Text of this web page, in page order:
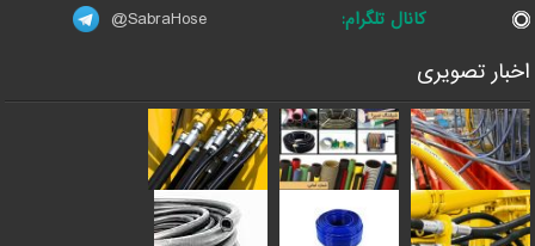
کانال تلگرام:
@SabraHose
اخبار تصویری